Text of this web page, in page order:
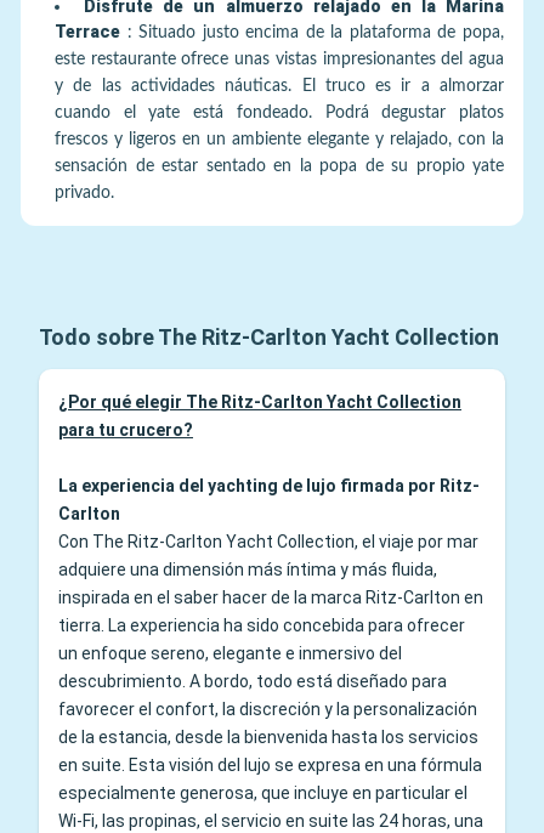
Disfrute de un almuerzo relajado en la Marina
Terrace :Situado justo encima de la plataforma de popa,
este restaurante ofrece unas vistas impresionantes del agua
y de las actividades náuticas. El truco es ir a almorzar
cuando el yate está fondeado. Podrá degustar platos
frescos y ligeros en un ambiente elegante y relajado, con la
sensación de estar sentado en la popa de su propio yate
privado.
Todo sobre The Ritz-Carlton Yacht Collection
¿Por qué elegir The Ritz-Carlton Yacht Collection
para tu crucero?
La experiencia del yachting de lujo firmada por Ritz-
Carlton
Con The Ritz-Carlton Yacht Collection, el viaje por mar
adquiere una dimensión más íntima y más fluida,
inspirada en el saber hacer de la marca Ritz-Carlton en
tierra. La experiencia ha sido concebida para ofrecer
un enfoque sereno, elegante e inmersivo del
descubrimiento. A bordo, todo está diseñado para
favorecer el confort, la discreción y la personalización
de la estancia, desde la bienvenida hasta los servicios
en suite. Esta visión del lujo se expresa en una fórmula
especialmente generosa, que incluye en particular el
Wi-Fi, las propinas, el servicio en suite las 24 horas, una